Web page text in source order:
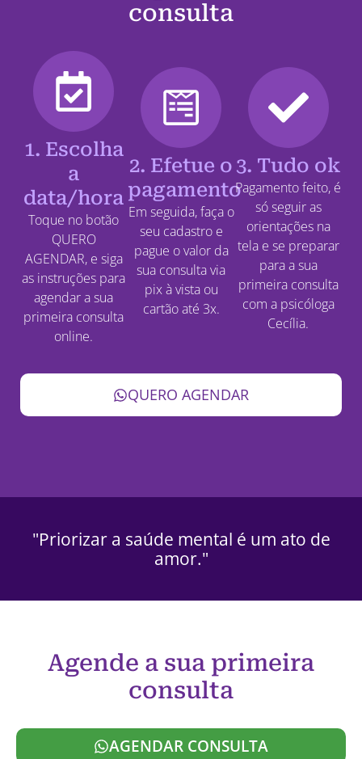
consulta
1. Escolha
a
data/hora
Toque no botão
QUERO
AGENDAR, e siga
as instruções para
agendar a sua
primeira consulta
online.
2. Efetue o
pagamento
Em seguida, faça o
seu cadastro e
pague o valor da
sua consulta via
pix à vista ou
cartão até 3x.
3. Tudo ok
Pagamento feito, é
só seguir as
orientações na
tela e se preparar
para a sua
primeira consulta
com a psicóloga
Cecília.
QUERO AGENDAR
"Priorizar a saúde mental é um ato de
amor."
Agende a sua primeira
consulta
AGENDAR CONSULTA